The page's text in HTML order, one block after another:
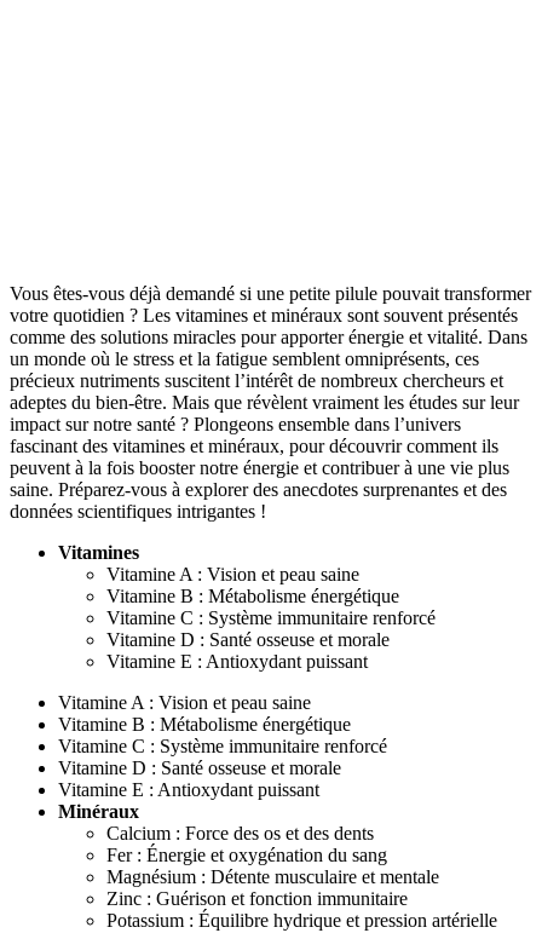
Vous êtes-vous déjà demandé si une petite pilule pouvait transformer
votre quotidien ? Les vitamines et minéraux sont souvent présentés
comme des solutions miracles pour apporter énergie et vitalité. Dans
un monde où le stress et la fatigue semblent omniprésents, ces
précieux nutriments suscitent l’intérêt de nombreux chercheurs et
adeptes du bien-être. Mais que révèlent vraiment les études sur leur
impact sur notre santé ? Plongeons ensemble dans l’univers
fascinant des vitamines et minéraux, pour découvrir comment ils
peuvent à la fois booster notre énergie et contribuer à une vie plus
saine. Préparez-vous à explorer des anecdotes surprenantes et des
données scientifiques intrigantes !
Vitamines
Vitamine A : Vision et peau saine
Vitamine B : Métabolisme énergétique
Vitamine C : Système immunitaire renforcé
Vitamine D : Santé osseuse et morale
Vitamine E : Antioxydant puissant
Vitamine A : Vision et peau saine
Vitamine B : Métabolisme énergétique
Vitamine C : Système immunitaire renforcé
Vitamine D : Santé osseuse et morale
Vitamine E : Antioxydant puissant
Minéraux
Calcium : Force des os et des dents
Fer : Énergie et oxygénation du sang
Magnésium : Détente musculaire et mentale
Zinc : Guérison et fonction immunitaire
Potassium : Équilibre hydrique et pression artérielle